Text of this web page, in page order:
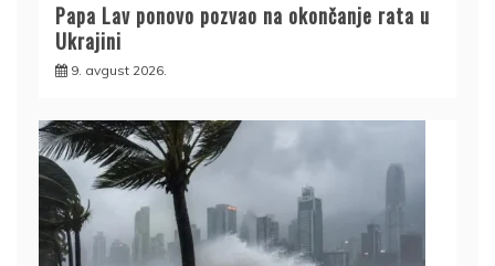
Papa Lav ponovo pozvao na okončanje rata u
Ukrajini
9. avgust 2026.